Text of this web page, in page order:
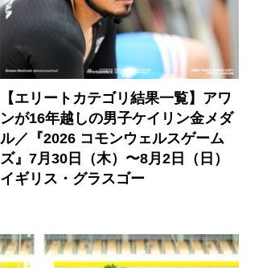
【エリートカテゴリ結果一覧】アワ
ンが16年越しの男子ケイリン金メダ
ル／『2026 コモンウェルスゲーム
ズ』7月30日（木）〜8月2日（日）
イギリス・グラスゴー